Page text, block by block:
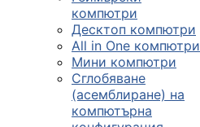
компютри
Десктоп компютри
All in One компютри
Мини компютри
Сглобяване
(асемблиране) на
компютърна